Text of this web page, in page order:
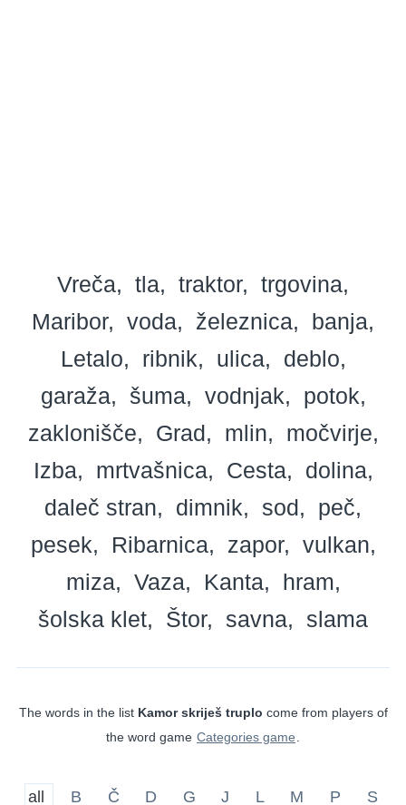
Vreča tla traktor
trgovina
Maribor
voda železnica
banja
Letalo
ribnik ulica
deblo
garaža
šuma vodnjak
potok
zaklonišče
Grad mlin
močvirje
Izba
mrtvašnica Cesta
dolina
daleč stran
dimnik sod
peč
pesek
Ribarnica zapor
vulkan
miza
Vaza Kanta
hram
šolska klet
Štor savna slama
The words in the list Kamor skriješ truplo come from players of
the word game Categories game
all B Č D G J L M P S